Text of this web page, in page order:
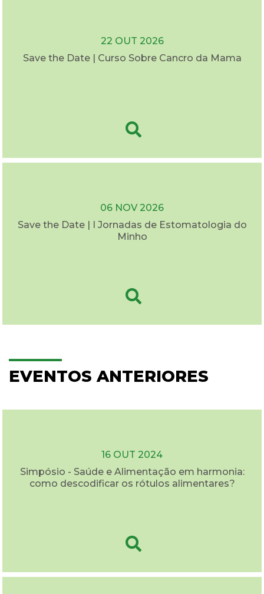
22 OUT 2026
Save the Date | Curso Sobre Cancro da Mama
06 NOV 2026
Save the Date | I Jornadas de Estomatologia do
Minho
EVENTOS ANTERIORES
16 OUT 2024
Simpósio - Saúde e Alimentação em harmonia:
como descodificar os rótulos alimentares?